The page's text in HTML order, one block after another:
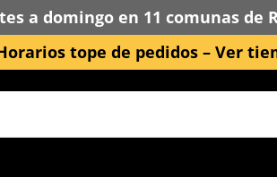
a domingo en 11 comunas de
tope de pedidos – Ver